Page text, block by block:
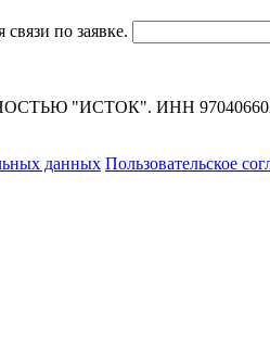
связи по заявке.
"ИСТОК". ИНН 9704066029,
данных Пользовательское